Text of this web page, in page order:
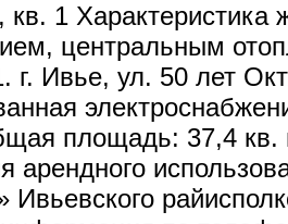
1 Характеристика
центральным
Ивье, ул. 50 лет
площадь: 37,4 кв.